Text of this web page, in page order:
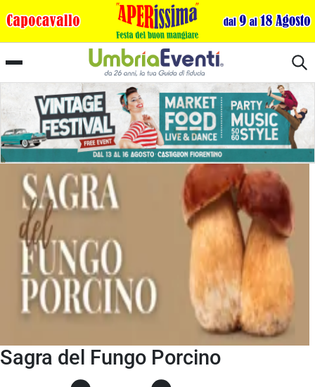
Sagra del Fungo Porcino